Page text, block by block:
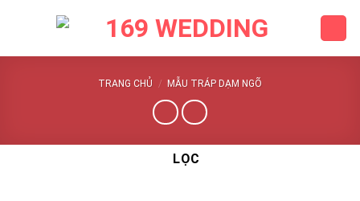
TRANG CHỦ / MẪU TRÁP DẠM NGÕ
LỌC